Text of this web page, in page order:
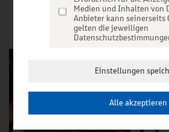
Tickets ab € 28,20Medien und Inhalten von
Anbieter kann seinerseits
gelten die jeweiligen
Einstellungen
Alle akzeptieren